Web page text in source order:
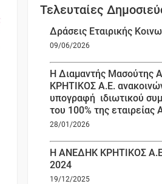
Τελευταίες
Δράσεις Εταιρικής
09/06/2026
Η Διαμαντής Μασούτης
ΚΡΗΤΙΚΟΣ Α.Ε.
υπογραφή ιδιωτικού
του 100% της
28/01/2026
Η ΑΝΕΔΗΚ ΚΡΗΤΙΚΟΣ
2024
19/12/2025